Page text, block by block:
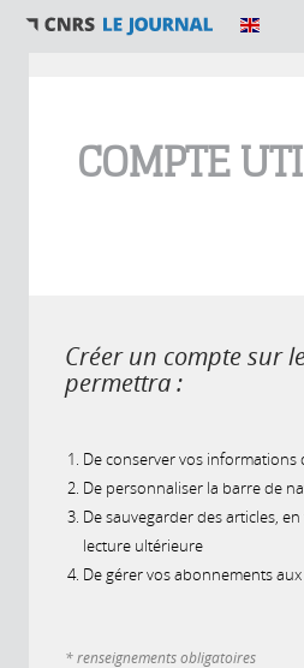
COMPTE
Créer un compte sur
permettra :
De conserver vos informations
De personnaliser la barre de
De sauvegarder des articles,
lecture ultérieure
De gérer vos abonnements
* renseignements obligatoires